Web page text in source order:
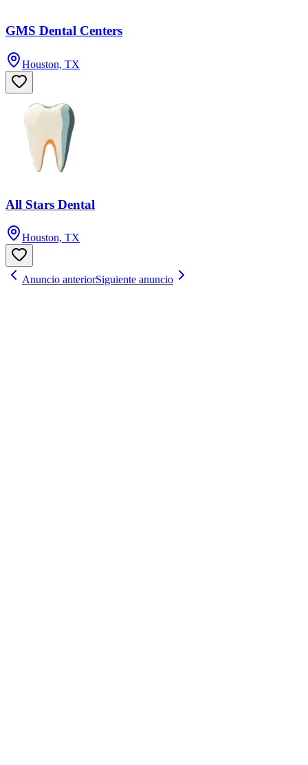
GMS Dental Centers
Houston, TX
All Stars Dental
Houston, TX
Anuncio anteriorSiguiente anuncio